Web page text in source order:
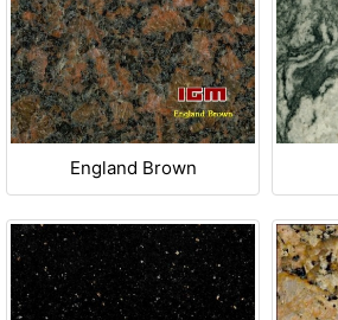
England Brown